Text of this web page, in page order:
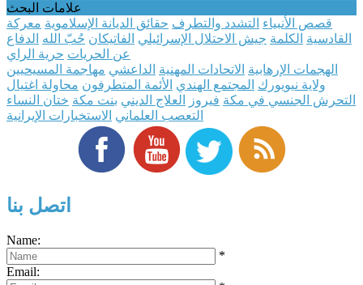
علامات البحث
قصص الأنبياء التشدد والتطرف حقائق الديانة الإسلاموية معركة
القادسية الكلمة جيش الاحتلال الإسرائيلي الفاتيكان حُبّ الله الدفاع
عن الحريات حرية الراي
الهجمات الإرهابية الاتحادات المهنية الداعشي مهاجمة المسيحيين
ولاية نيويورك المجتمع الهندي الأئمة المتطرفون محاولة اغتيال
التحرش الجنسي في مكة فيروز العلاج الديني بنت مكة ختان النساء
التعصب العلماني الاستخبارات الإيرانية
اتصل بنا
Name:
*
Email: